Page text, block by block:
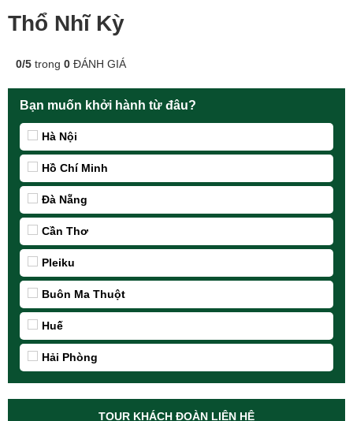
Thổ Nhĩ Kỳ
0/5 trong 0 ĐÁNH GIÁ
Bạn muốn khởi hành từ đâu?
Hà Nội
Hồ Chí Minh
Đà Nẵng
Cần Thơ
Pleiku
Buôn Ma Thuột
Huế
Hải Phòng
TOUR KHÁCH ĐOÀN LIÊN HỆ